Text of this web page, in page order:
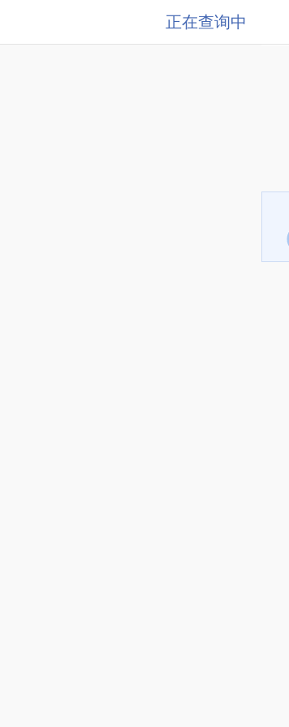
正在查询中